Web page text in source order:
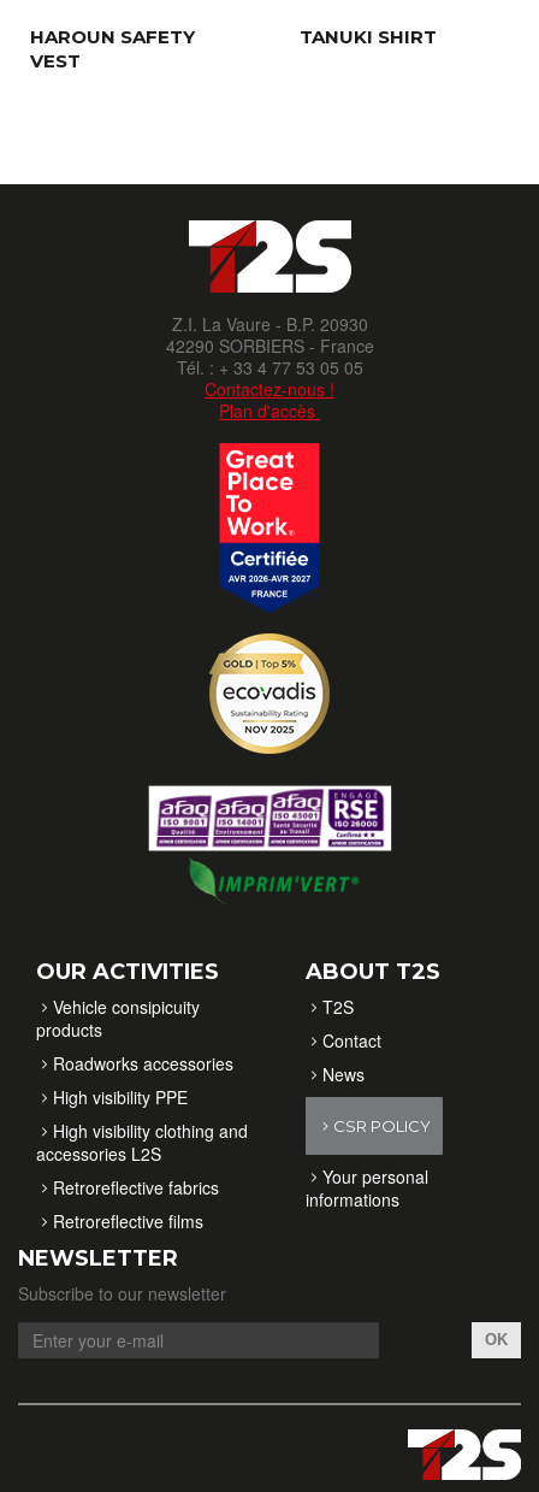
HAROUN SAFETY
VEST
TANUKI SHIRT
Z.I. La Vaure - B.P. 20930
42290 SORBIERS - France
Tél. : + 33 4 77 53 05 05
Contactez-nous !
Plan d'accès
OUR ACTIVITIES
Vehicle consipicuity
products
Roadworks accessories
High visibility PPE
High visibility clothing and
accessories L2S
Retroreflective fabrics
Retroreflective films
ABOUT T2S
T2S
Contact
News
CSR POLICY
Your personal
informations
NEWSLETTER
Subscribe to our newsletter
OK